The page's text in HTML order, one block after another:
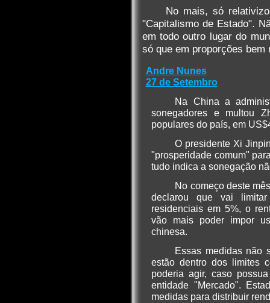
No mais, só
"Capitalismo de Estado".
em todo outro lugar do
só que em proporções bem
Andre Nunes
27 de Setembro
Na China a
sonegadores e multou
populares do país, em
O presidente Xi
"prosperidade comum"
tudo indica a sonegação
No começo deste
declarou que vai
residenciais em 5%, o
vão mais poder impor
chinesa.
Essas medidas não
estão dentro dos limites
poderia agir, caso
entidade "Mercado".
medidas para distribuir